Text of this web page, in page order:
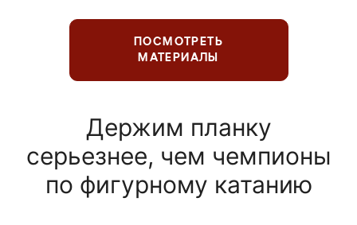
ПОСМОТРЕТЬ
МАТЕРИАЛЫ
Держим планку
серьезнее, чем чемпионы
по фигурному катанию